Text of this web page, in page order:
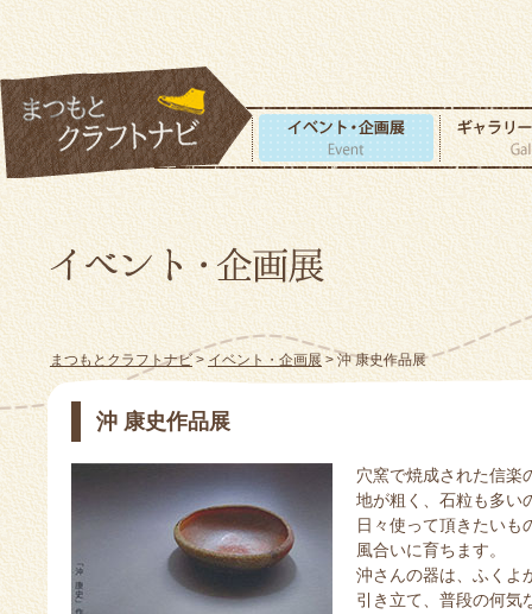
まつもとクラフトナビ>イベント・企画展> 沖 康史作品展
沖 康史作品展
穴窯で焼成された信楽
地が粗く、石粒も多い
日々使って頂きたいも
風合いに育ちます。
沖さんの器は、ふくよ
引き立て、普段の何気